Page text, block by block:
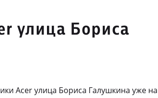
улица Бориса
Acer улица Бориса Галушкина уже на